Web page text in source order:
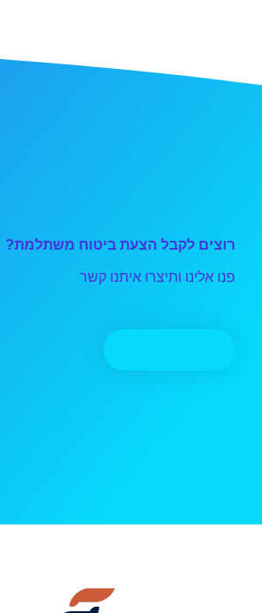
רוצים לקבל הצעת ביטוח משתלמת?
פנו אלינו ותיצרו איתנו קשר